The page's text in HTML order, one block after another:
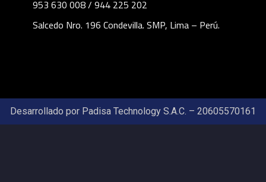
953 630 008 / 944 225 202
Salcedo Nro. 196 Condevilla. SMP, Lima – Perú.
Desarrollado por Padisa Technology S.A.C. – 20605570161